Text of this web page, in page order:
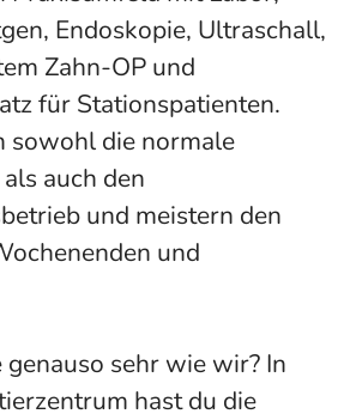
Endoskopie, Ultraschall,
Zahn-OP und
für Stationspatienten.
sowohl die normale
auch den
und meistern den
und
sehr wie wir? In
hast du die